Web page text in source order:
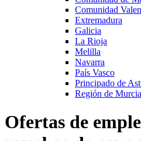
Comunidad
Extremadura
Galicia
La Rioja
Melilla
Navarra
País Vasco
Principado de
Región de Murcia
Ofertas de